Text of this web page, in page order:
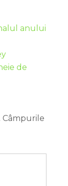
anului
de
Câmpurile